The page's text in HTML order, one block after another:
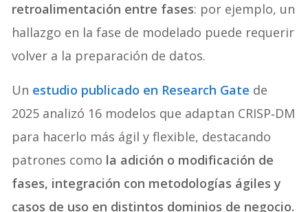
retroalimentación entre fases: por ejemplo, un
hallazgo en la fase de modelado puede requerir
volver a la preparación de datos.
Un estudio publicado en Research Gate de
2025 analizó 16 modelos que adaptan CRISP‑DM
para hacerlo más ágil y flexible, destacando
patrones como la adición o modificación de
fases, integración con metodologías ágiles y
casos de uso en distintos dominios de negocio.